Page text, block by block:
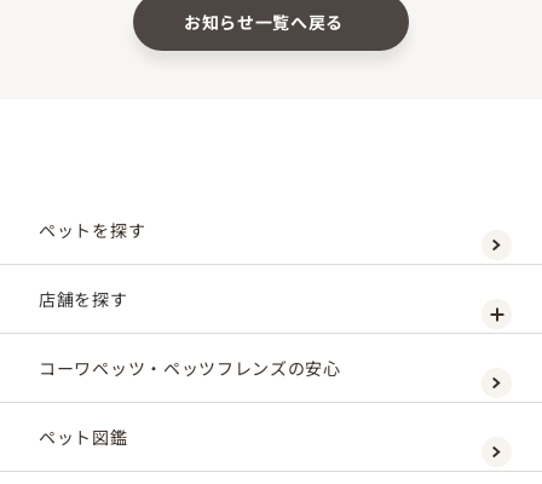
お知らせ一覧へ戻る
ペットを探す
店舗を探す
コーワペッツ・ペッツフレンズの安心
ペット図鑑